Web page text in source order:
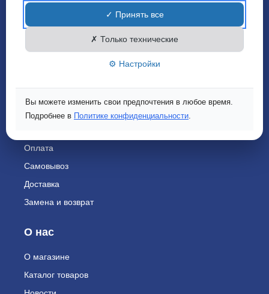
info@konserva.by
Покупателю
Адрес магазина
Оплата
Самовывоз
Доставка
Замена и возврат
О нас
О магазине
Каталог товаров
Можно выбрать сейчас или оставить режим
физического лица по умолчанию.
✓ Принять все
✗ Только технические
⚙ Настройки
Вы можете изменить свои предпочтения в любое время.
Подробнее в Политике конфиденциальности